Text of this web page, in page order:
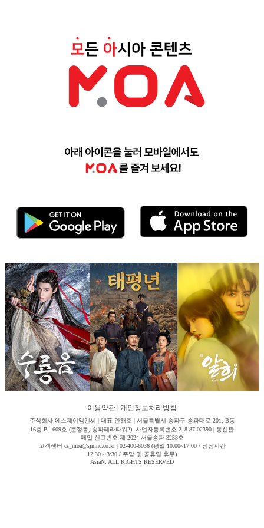
이용약관 개인정보처리방침
주식회사 에스제이엠엔씨 | 대표 안해조 | 서울특별시 송파구 송파대로 201, B동
16층 B-1609호 (문정동, 송파테라타워2) 사업자등록번호 218-87-02390 | 통신판
매업 신고번호 제-2024-서울송파-3233호
고객센터 cs_moa@sjmnc.co.kr | 02-400-6036 (평일 10:00~17:00 / 점심시간
12:30~13:30 / 주말 및 공휴일 휴무)
AsiaN. ALL RIGHTS RESERVED